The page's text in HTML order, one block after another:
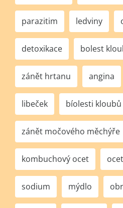
parazitim ledviny
detoxikace bolest
zánět hrtanu angina
libeček bíolesti kloubů
zánět močového měchýře
kombuchový ocet ocet
sodium mýdlo